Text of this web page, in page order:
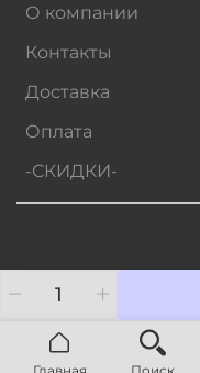
О компании
Контакты
Доставка
Оплата
-СКИДКИ-